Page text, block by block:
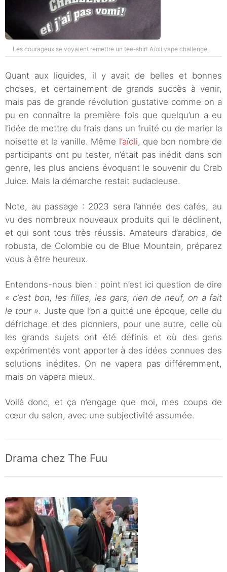
Les courageux se voyaient remettre un tee-shirt Aïoli vape challenge.
Quant aux liquides, il y avait de belles et bonnes
choses, et certainement de grands succès à venir,
mais pas de grande révolution gustative comme on a
pu en connaître la première fois que quelqu’un a eu
l’idée de mettre du frais dans un fruité ou de marier la
noisette et la vanille. Même l’aïoli, que bon nombre de
participants ont pu tester, n’était pas inédit dans son
genre, les plus anciens évoquant le souvenir du Crab
Juice. Mais la démarche restait audacieuse.
Note, au passage : 2023 sera l’année des cafés, au
vu des nombreux nouveaux produits qui le déclinent,
et qui sont tous très réussis. Amateurs d’arabica, de
robusta, de Colombie ou de Blue Mountain, préparez
vous à être heureux.
Entendons-nous bien : point n’est ici question de dire
« c’est bon, les filles, les gars, rien de neuf, on a fait
le tour ». Juste que l’on a quitté une époque, celle du
défrichage et des pionniers, pour une autre, celle où
les grands sujets ont été définis et où des gens
expérimentés vont apporter à des idées connues des
solutions inédites. On ne vapera pas différemment,
mais on vapera mieux.
Voilà donc, et ça n’engage que moi, mes coups de
cœur du salon, avec une subjectivité assumée.
Drama chez The Fuu